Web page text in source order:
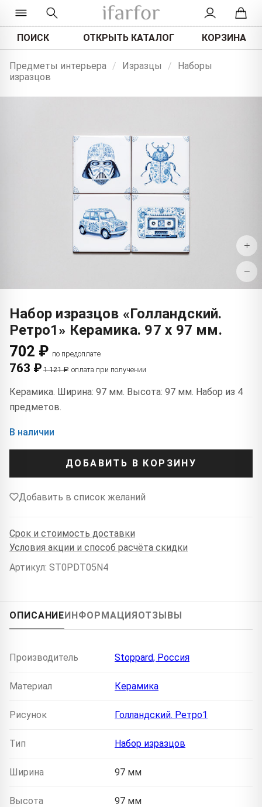
ПОИСК ОТКРЫТЬ КАТАЛОГ КОРЗИНА
Предметы интерьера / Изразцы /
Наборы
изразцов
+
−
Набор изразцов «Голландский.
Ретро1» Керамика. 97 x 97 мм.
702 ₽ по предоплате
763 ₽ 1 121 ₽ оплата при получении
Керамика. Ширина: 97 мм. Высота: 97 мм. Набор из 4
предметов.
В наличии
ДОБАВИТЬ В КОРЗИНУ
Добавить в список желаний
Срок и стоимость доставки
Условия акции и способ расчёта скидки
Артикул: ST0PDT05N4
ОПИСАНИЕИНФОРМАЦИЯОТЗЫВЫ
Производитель Stoppard, Россия
Материал Керамика
Рисунок Голландский. Ретро1
Тип Набор изразцов
Ширина 97 мм
Высота 97 мм